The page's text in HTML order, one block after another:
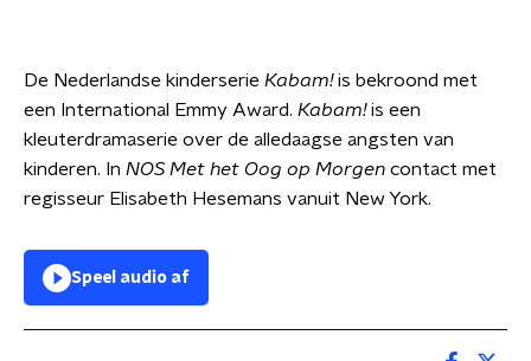
De Nederlandse kinderserie Kabam!is bekroond met
een International Emmy Award. Kabam!is een
kleuterdramaserie over de alledaagse angsten van
kinderen. In NOS Met het Oog op Morgen contact met
regisseur Elisabeth Hesemans vanuit New York.
Speel audio af